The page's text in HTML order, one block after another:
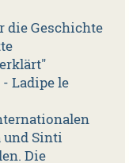
die Geschichte
Ladipe le
und Sinti
Die